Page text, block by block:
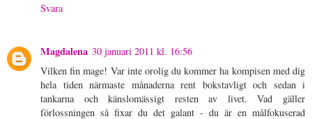
Svara
Magdalena 30 januari 2011 kl. 16:56
Vilken fin mage! Var inte orolig du kommer ha kompisen med dig
hela tiden närmaste månaderna rent bokstavligt och sedan i
tankarna och känslomässigt resten av livet. Vad gäller
förlossningen så fixar du det galant - du är en målfokuserad